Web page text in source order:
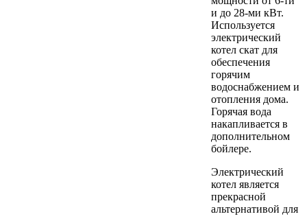
и до 28-ми кВт.
Используется
электрический
котел скат для
обеспечения
горячим
водоснабжением и
отопления дома.
Горячая вода
накапливается в
дополнительном
бойлере.
Электрический
котел является
прекрасной
альтернативой для